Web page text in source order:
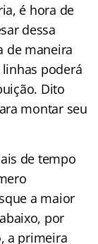
é hora de
dessa
de maneira
poderá
Dito
montar seu
de tempo
a maior
por
a primeira